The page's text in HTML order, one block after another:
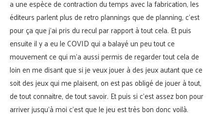
a une espèce de contraction du temps avec la fabrication, les
éditeurs parlent plus de retro plannings que de planning, c’est
pour ça que j’ai pris du recul par rapport à tout cela. Et puis
ensuite il y a eu le COVID qui a balayé un peu tout ce
mouvement ce qui m’a aussi permis de regarder tout cela de
loin en me disant que si je veux jouer à des jeux autant que ce
soit des jeux qui me plaisent, on est pas obligé de jouer à tout,
de tout connaitre, de tout savoir. Et puis si c’est assez bon pour
arriver jusqu’à moi c’est que le jeu est très bon donc voilà.